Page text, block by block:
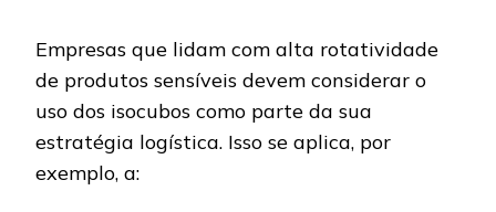
Empresas que lidam com alta rotatividade
de produtos sensíveis devem considerar o
uso dos isocubos como parte da sua
estratégia logística. Isso se aplica, por
exemplo, a: